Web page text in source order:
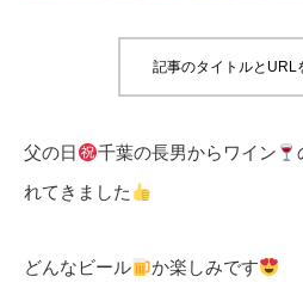
記事のタイトルとURL
父の日 千葉の長男からワイン
れてきました
どんなビール か楽しみです